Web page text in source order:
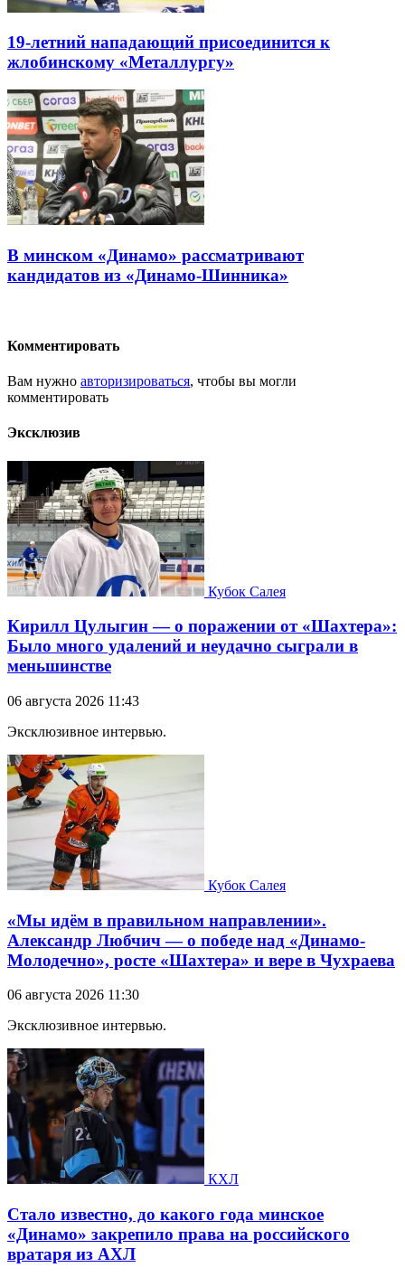
19-летний нападающий присоединится к
жлобинскому «Металлургу»
В минском «Динамо» рассматривают
кандидатов из «Динамо-Шинника»
Комментировать
Вам нужно авторизироваться, чтобы вы могли
комментировать
Эксклюзив
Кубок Салея
Кирилл Цулыгин — о поражении от «Шахтера»:
Было много удалений и неудачно сыграли в
меньшинстве
06 августа 2026 11:43
Эксклюзивное интервью.
Кубок Салея
«Мы идём в правильном направлении».
Александр Любчич — о победе над «Динамо-
Молодечно», росте «Шахтера» и вере в Чухраева
06 августа 2026 11:30
Эксклюзивное интервью.
КХЛ
Стало известно, до какого года минское
«Динамо» закрепило права на российского
вратаря из АХЛ